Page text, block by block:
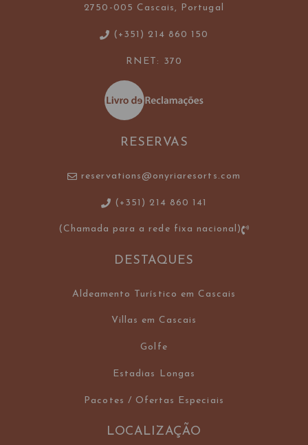
2750-005 Cascais, Portugal
(+351) 214 860 150
RNET: 370
RESERVAS
reservations@onyriaresorts.com
(+351) 214 860 141
(Chamada para a rede fixa nacional)
DESTAQUES
Aldeamento Turístico em Cascais
Villas em Cascais
Golfe
Estadias Longas
Pacotes / Ofertas Especiais
LOCALIZAÇÃO